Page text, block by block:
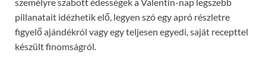
pillanatait idézhetik elő, legyen szó egy apró részletre
figyelő ajándékról vagy egy teljesen egyedi, saját recepttel
készült finomságról.